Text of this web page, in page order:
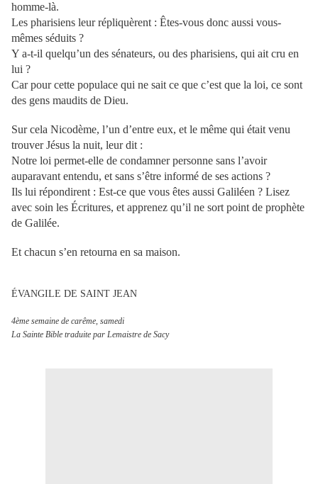
homme-là.
Les pharisiens leur répliquèrent : Êtes-vous donc aussi vous-
mêmes séduits ?
Y a-t-il quelqu’un des sénateurs, ou des pharisiens, qui ait cru en
lui ?
Car pour cette populace qui ne sait ce que c’est que la loi, ce sont
des gens maudits de Dieu.
Sur cela Nicodème, l’un d’entre eux, et le même qui était venu
trouver Jésus la nuit, leur dit :
Notre loi permet-elle de condamner personne sans l’avoir
auparavant entendu, et sans s’être informé de ses actions ?
Ils lui répondirent : Est-ce que vous êtes aussi Galiléen ? Lisez
avec soin les Écritures, et apprenez qu’il ne sort point de prophète
de Galilée.
Et chacun s’en retourna en sa maison.
ÉVANGILE DE SAINT JEAN
4ème semaine de carême, samedi
La Sainte Bible traduite par Lemaistre de Sacy